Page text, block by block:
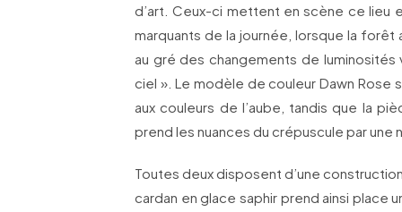
d’art. Ceux-ci mettent en scène ce lieu
marquants de la journée, lorsque la
au gré des changements de luminosités
ciel ». Le modèle de couleur Dawn Rose
aux couleurs de l’aube, tandis que la
prend les nuances du crépuscule par une
Toutes deux disposent d’une
cardan en glace saphir prend ainsi place